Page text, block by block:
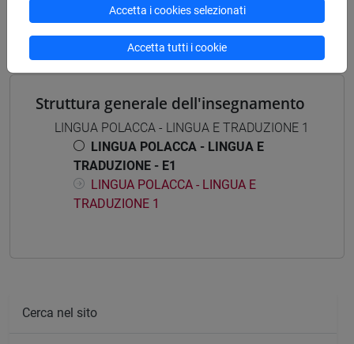
E1 [LM002U]
Struttura generale dell'insegnamento
LINGUA POLACCA - LINGUA E TRADUZIONE 1
LINGUA POLACCA - LINGUA E
TRADUZIONE - E1
LINGUA POLACCA - LINGUA E
TRADUZIONE 1
Cerca nel sito
Accetta i cookies selezionati
Accetta tutti i cookie